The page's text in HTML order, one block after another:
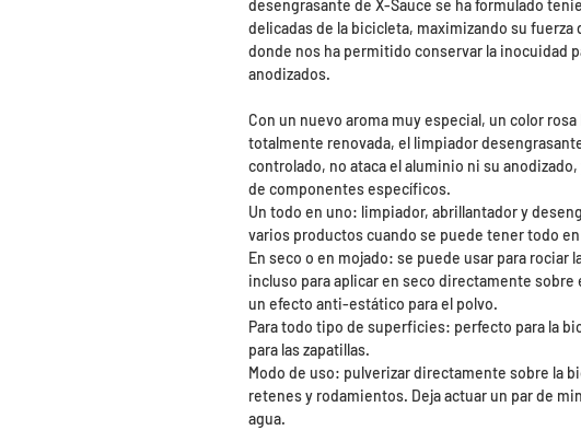
desengrasante de X-Sauce se ha formulado
delicadas de la bicicleta, maximizando su
donde nos ha permitido conservar la inocuidad
anodizados.
Con un nuevo aroma muy especial, un color
totalmente renovada, el limpiador
controlado, no ataca el aluminio ni su
de componentes específicos.
Un todo en uno: limpiador, abrillantador y
varios productos cuando se puede tener todo
En seco o en mojado: se puede usar para rociar
incluso para aplicar en seco directamente sobre
un efecto anti-estático para el polvo.
Para todo tipo de superficies: perfecto para la
para las zapatillas.
Modo de uso: pulverizar directamente sobre la
retenes y rodamientos. Deja actuar un par de
agua.